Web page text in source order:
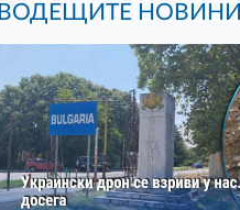
ВОДЕЩИТЕ НОВИНИ